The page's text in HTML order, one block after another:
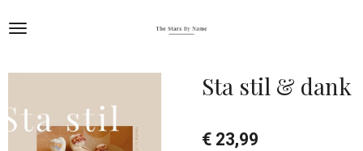
direct
de
Sta stil & dank
€ 23,99